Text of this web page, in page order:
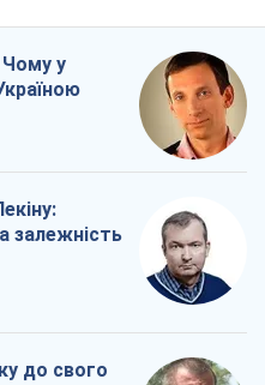
Чому у
залежність
до свого